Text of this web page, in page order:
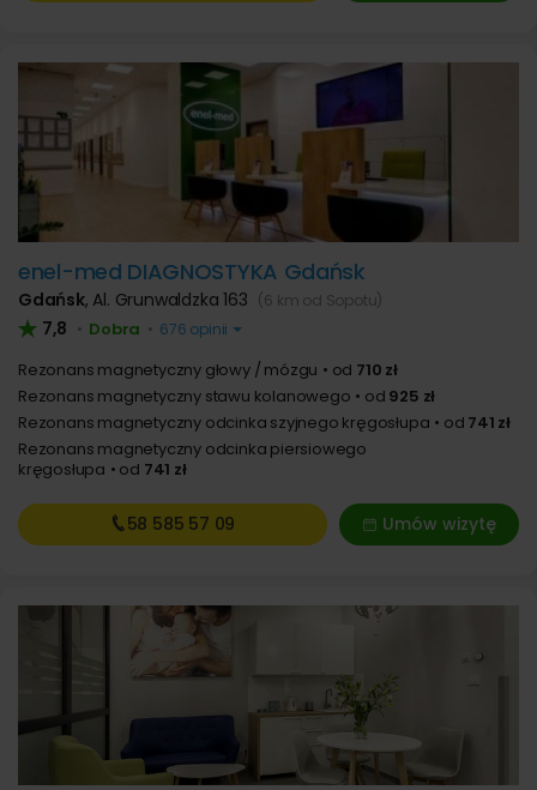
enel-med DIAGNOSTYKA Gdańsk
Gdańsk, Al. Grunwaldzka 163 (6 km od Sopotu)
7,8 • Dobra • 676 opinii
Rezonans magnetyczny głowy / mózgu od 710 zł
Rezonans magnetyczny stawu kolanowego
od 925 zł
Rezonans magnetyczny odcinka szyjnego kręgosłupa
od 741 zł
Rezonans magnetyczny odcinka piersiowego
kręgosłupa
od 741 zł
Umów wizytę
58 585 57 09